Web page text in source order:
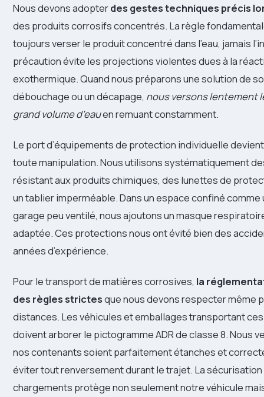
Nous devons adopterdes gestes techniques précis
des produits corrosifs concentrés. La règle
toujours verser le produit concentré dans l’eau, jamais
précaution évite les projections violentes dues à la
exothermique. Quand nous préparons une solution de
débouchage ou un décapage, nous versons lentement
grand volume d’eauen remuant constamment.
Le port d’équipements de protection individuelle
toute manipulation. Nous utilisons systématiquement
résistant aux produits chimiques, des lunettes de
un tablier imperméable. Dans un espace confiné comme
garage peu ventilé, nous ajoutons un masque
adaptée. Ces protections nous ont évité bien des
années d’expérience.
Pour le transport de matières corrosives, la
des règles strictesque nous devons respecter même
distances. Les véhicules et emballages transportant
doivent arborer le pictogramme ADR de classe 8. Nous
nos contenants soient parfaitement étanches et
éviter tout renversement durant le trajet. La
chargements protège non seulement notre véhicule